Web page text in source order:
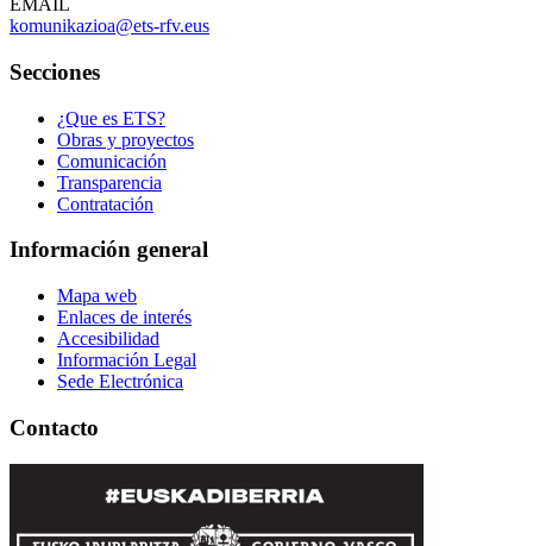
EMAIL
komunikazioa@ets-rfv.eus
Secciones
¿Que es ETS?
Obras y proyectos
Comunicación
Transparencia
Contratación
Información general
Mapa web
Enlaces de interés
Accesibilidad
Información Legal
Sede Electrónica
Contacto